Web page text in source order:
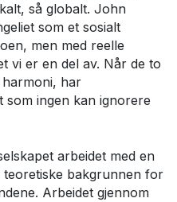
så globalt. John
som et sosialt
men med reelle
vi er en del av. Når de to
harmoni, har
ingen kan ignorere
arbeidet med en
teoretiske bakgrunnen for
Arbeidet gjennom